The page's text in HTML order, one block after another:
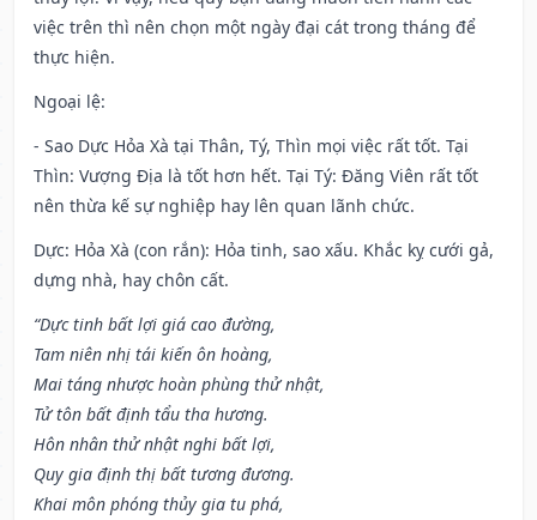
việc trên thì nên chọn một ngày đại cát trong tháng để
thực hiện.
Ngoại lệ:
- Sao Dực Hỏa Xà tại Thân, Tý, Thìn mọi việc rất tốt. Tại
Thìn: Vượng Địa là tốt hơn hết. Tại Tý: Đăng Viên rất tốt
nên thừa kế sự nghiệp hay lên quan lãnh chức.
Dực: Hỏa Xà (con rắn): Hỏa tinh, sao xấu. Khắc kỵ cưới gả,
dựng nhà, hay chôn cất.
“Dực tinh bất lợi giá cao đường,
Tam niên nhị tái kiến ôn hoàng,
Mai táng nhược hoàn phùng thử nhật,
Tử tôn bất định tẩu tha hương.
Hôn nhân thử nhật nghi bất lợi,
Quy gia định thị bất tương đương.
Khai môn phóng thủy gia tu phá,